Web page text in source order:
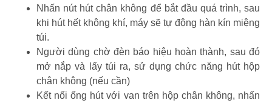
Nhấn nút hút chân không để bắt đầu quá trình, sau
khi hút hết không khí, máy sẽ tự động hàn kín miệng
túi.
Người dùng chờ đèn báo hiệu hoàn thành, sau đó
mở nắp và lấy túi ra, sử dụng chức năng hút hộp
chân không (nếu cần)
Kết nối ống hút với van trên hộp chân không, nhấn